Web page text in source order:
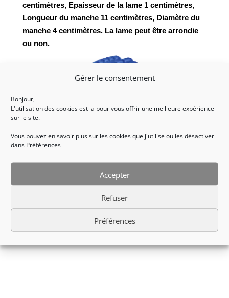
Gérer le consentement
Bonjour,
L'utilisation des cookies est la pour vous offrir une meilleure expérience
sur le site.
Vous pouvez en savoir plus sur les cookies que j'utilise ou les désactiver
dans Préférences
Accepter
Refuser
Préférences
partie du matériel de protection. Le règlement impose
une limite d’épaisseur de 2.5 centimètres et ne doit pas
dépasser plus de 6 centimètres de hauteur du poignet.
centimètres, Epaisseur de la lame 1 centimètres,
Longueur du manche 11 centimètres, Diamètre du
manche 4 centimètres. La lame peut être arrondie
ou non.